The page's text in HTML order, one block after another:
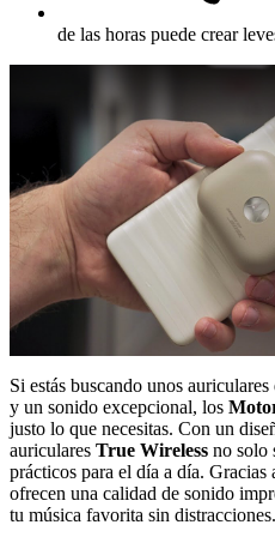
de las horas puede crear
Si estás buscando unos
y un sonido excepcional, los
justo lo que necesitas. Con un
auriculares True Wireless no solo
prácticos para el día a día. Gracias
ofrecen una calidad de sonido
tu música favorita sin distracciones.